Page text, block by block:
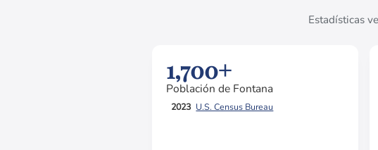
Estadísticas
1,700+
Población de Fontana
2023 U.S. Census Bureau